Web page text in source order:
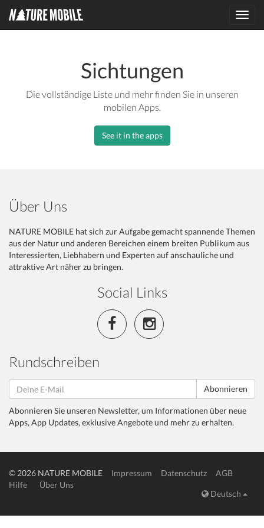
Sichtungen
Die vollständige Liste und mehr finden Sie in unseren
mobilen Apps.
See it in the apps
Über Uns
NATURE MOBILE hat sich zur Aufgabe gemacht spannende Themen
aus der Natur und anderen Bereichen einem breiten Publikum aus
Interessierten, Liebhabern und Experten auf anschauliche und
attraktive Art näher zu bringen.
Social Links
Rundschreiben
Abonnieren
Abonnieren Sie unseren Newsletter, um Informationen über neue
Apps, App Updates, exklusive Angebote und mehr zu erhalten.
© 2026 NATURE MOBILE Impressum Datenschutz
AGB
Hilfe
Über Uns
Deutsch